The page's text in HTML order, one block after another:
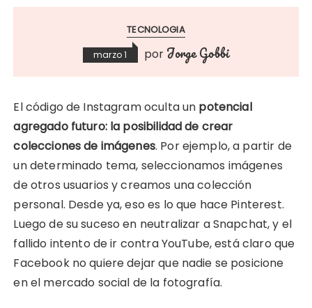
TECNOLOGIA
marzo 1 por Jorge Gobbi
El código de Instagram oculta un potencial
agregado futuro: la posibilidad de crear
colecciones de imágenes. Por ejemplo, a partir de
un determinado tema, seleccionamos imágenes
de otros usuarios y creamos una colección
personal. Desde ya, eso es lo que hace Pinterest.
Luego de su suceso en neutralizar a Snapchat, y el
fallido intento de ir contra YouTube, está claro que
Facebook no quiere dejar que nadie se posicione
en el mercado social de la fotografía.